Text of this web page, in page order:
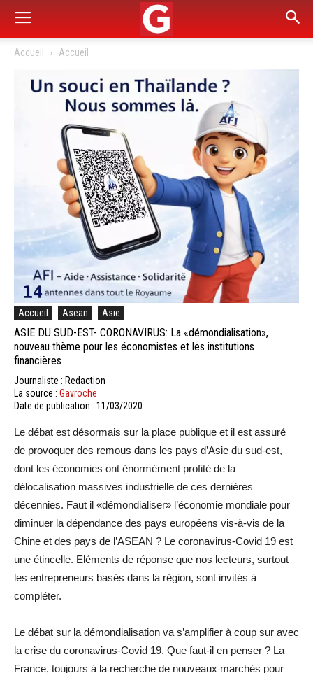
Accueil Accueil
Accueil Asean Asie
ASIE DU SUD-EST- CORONAVIRUS: La «démondialisation»,
nouveau thème pour les économistes et les institutions
financières
Journaliste : Redaction
La source : Gavroche
Date de publication : 11/03/2020
Le débat est désormais sur la place publique et il est assuré
de provoquer des remous dans les pays d’Asie du sud-est,
dont les économies ont énormément profité de la
délocalisation massives industrielle de ces dernières
décennies. Faut il «démondialiser» l’économie mondiale pour
diminuer la dépendance des pays européens vis-à-vis de la
Chine et des pays de l’ASEAN ? Le coronavirus-Covid 19 est
une étincelle. Eléments de réponse que nos lecteurs, surtout
les entrepreneurs basés dans la région, sont invités à
compléter.
Le débat sur la démondialisation va s’amplifier à coup sur avec
la crise du coronavirus-Covid 19. Que faut-il en penser ? La
France, toujours à la recherche de nouveaux marchés pour